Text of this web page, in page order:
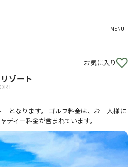
MENU
お気に入り
ゾート
となります。 ゴルフ料金は、お一人様に
ディー料金が含まれています。